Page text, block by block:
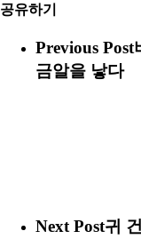
공유하기
Previous Post
금알을 낳다
Next Post귀